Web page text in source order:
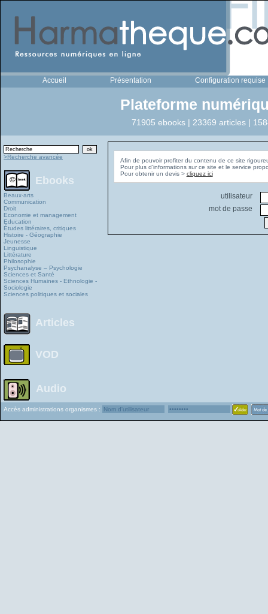
Accueil Présentation Configuration requise
Plateforme
71905 ebooks | 23369 articles |
>Recherche avancée
Ebooks
Beaux-arts
Communication
Droit
Economie et management
Education
Études littéraires, critiques
Histoire - Géographie
Jeunesse
Linguistique
Littérature
Philosophie
Psychanalyse – Psychologie
Sciences et Santé
Sciences Humaines - Ethnologie -
Sociologie
Sciences politiques et sociales
Articles
VOD
Audio
Afin de pouvoir profiter du contenu de ce site
Pour plus d'informations sur ce site et le service
Pour obtenir un devis > cliquez ici
utilisateur
mot de passe
Accès administrations organismes :